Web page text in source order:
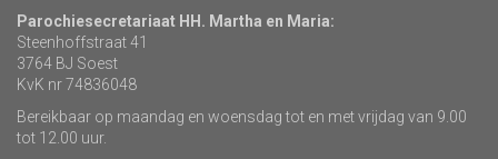
Parochiesecretariaat HH. Martha en Maria:
Steenhoffstraat 41
3764 BJ Soest
KvK nr 74836048
Bereikbaar op maandag en woensdag tot en met vrijdag van 9.00
tot 12.00 uur.